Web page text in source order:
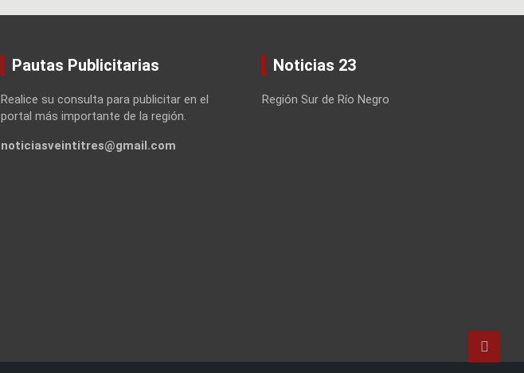
Pautas Publicitarias
Realice su consulta para publicitar en el
portal más importante de la región.
noticiasveintitres@gmail.com
Noticias 23
Región Sur de Río Negro